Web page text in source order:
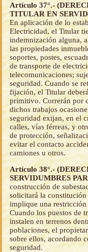
Artículo 37°.-
TITULAR EN
En aplicación de lo
Electricidad, el Titular
indemnización alguna,
las propiedades
soportes, postes,
de transporte de
telecomunicaciones;
seguridad. Cuando se
fijación, el Titular
primitivo. Correrán por
dichos trabajos
seguridad exijan, en el
calles, vías férreas, y
de protección,
evitar el contacto
camiones u otros.
Artículo 38°.-
SERVIDUMBRES
construcción de
solicitará la
implique una restricción
Cuando los puestos de
instalen en terrenos
poblaciones, el
sobre ellos, acordando
seguridad.